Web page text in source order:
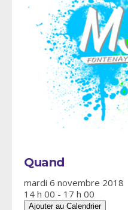
Quand
mardi 6 novembre 2018
14 h 00 - 17 h 00
Ajouter au Calendrier